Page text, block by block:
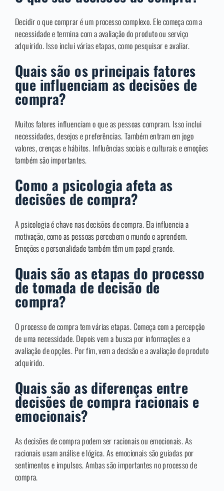
Decidir o que comprar é um processo complexo. Ele começa com a
necessidade e termina com a avaliação do produto ou serviço
adquirido. Isso inclui várias etapas, como pesquisar e avaliar.
Quais são os principais fatores
que influenciam as decisões de
compra?
Muitos fatores influenciam o que as pessoas compram. Isso inclui
necessidades, desejos e preferências. Também entram em jogo
valores, crenças e hábitos. Influências sociais e culturais e emoções
também são importantes.
Como a psicologia afeta as
decisões de compra?
A psicologia é chave nas decisões de compra. Ela influencia a
motivação, como as pessoas percebem o mundo e aprendem.
Emoções e personalidade também têm um papel grande.
Quais são as etapas do processo
de tomada de decisão de
compra?
O processo de compra tem várias etapas. Começa com a percepção
de uma necessidade. Depois vem a busca por informações e a
avaliação de opções. Por fim, vem a decisão e a avaliação do produto
adquirido.
Quais são as diferenças entre
decisões de compra racionais e
emocionais?
As decisões de compra podem ser racionais ou emocionais. As
racionais usam análise e lógica. As emocionais são guiadas por
sentimentos e impulsos. Ambas são importantes no processo de
compra.